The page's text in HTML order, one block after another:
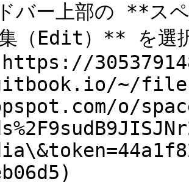
バー上部の **ス
（Edit）** を選択
~/
o/